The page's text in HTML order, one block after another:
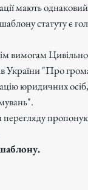
мають
статуту є
вимогам
України "Про
юридичних